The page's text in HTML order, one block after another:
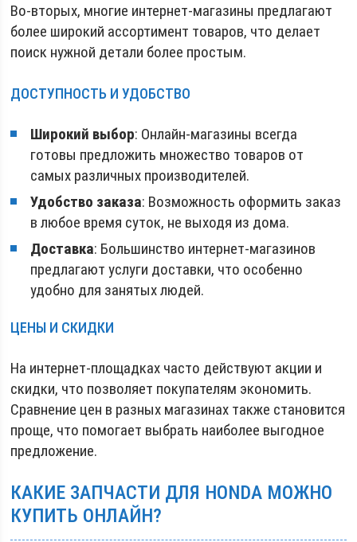
Во-вторых, многие интернет-магазины предлагают
более широкий ассортимент товаров, что делает
поиск нужной детали более простым.
ДОСТУПНОСТЬ И УДОБСТВО
Широкий выбор: Онлайн-магазины всегда
готовы предложить множество товаров от
самых различных производителей.
Удобство заказа: Возможность оформить заказ
в любое время суток, не выходя из дома.
Доставка: Большинство интернет-магазинов
предлагают услуги доставки, что особенно
удобно для занятых людей.
ЦЕНЫ И СКИДКИ
На интернет-площадках часто действуют акции и
скидки, что позволяет покупателям экономить.
Сравнение цен в разных магазинах также становится
проще, что помогает выбрать наиболее выгодное
предложение.
КАКИЕ ЗАПЧАСТИ ДЛЯ HONDA МОЖНО
КУПИТЬ ОНЛАЙН?